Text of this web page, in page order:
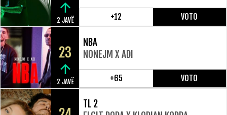
2 JAVË +12 VOTO
23
2 JAVË
NBA
NONEJM X ADI
+65 VOTO
TL 2